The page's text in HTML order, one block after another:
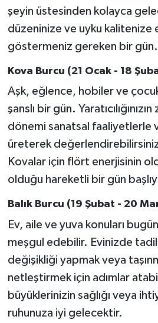
şeyin üstesinden kolayca
düzeninize ve uyku kalitenize
göstermeniz gereken bir gün.
Kova Burcu (21 Ocak - 18
Aşk, eğlence, hobiler ve
şanslı bir gün.
dönemi sanatsal faaliyetlerle
üreterek
Kovalar için flört enerjisinin
olduğu hareketli bir gün
Balık Burcu (19 Şubat - 20
Ev, aile ve yuva konuları
meşgul edebilir. Evinizde
değişikliği yapmak veya
netleştirmek için adımlar
büyüklerinizin sağlığı veya
ruhunuza iyi gelecektir.